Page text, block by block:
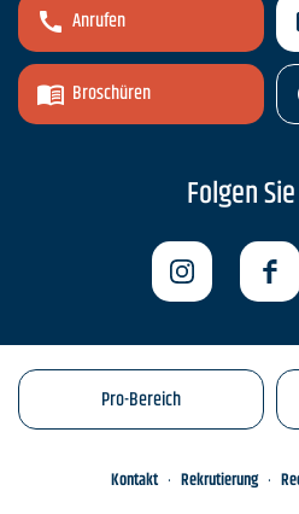
Anrufen
Broschüren
Folgen
Pro-Bereich
Kontakt Rekrutierung